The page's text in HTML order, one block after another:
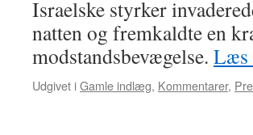
Israelske styrker
natten og fremkaldte en
modstandsbevægelse. Læs
Udgivet iGamle indlæg, Kommentarer,